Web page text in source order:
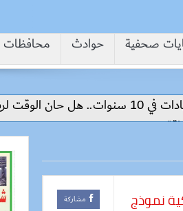
صحفية حوادث محافظات
نموذج
مشاركة